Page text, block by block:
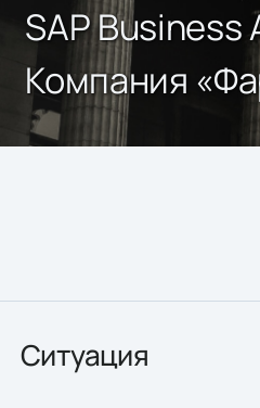
SAP Business
Компания
Ситуация